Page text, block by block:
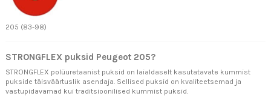
205 (83-98)
STRONGFLEX puksid Peugeot 205?
STRONGFLEX polüuretaanist puksid on laialdaselt kasutatavate kummist
pukside täisväärtuslik asendaja. Sellised puksid on kvaliteetsemad ja
vastupidavamad kui traditsioonilised kummist puksid.